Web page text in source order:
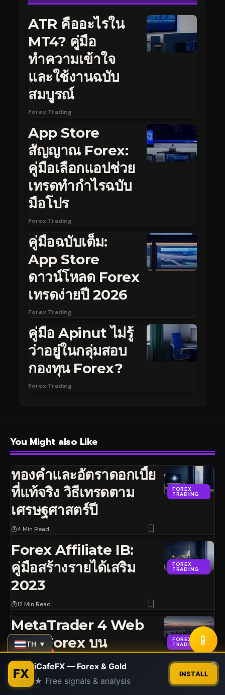
ATR คืออะไรใน
MT4? คู่มือ
ทำความเข้าใจ
และใช้งานฉบับ
สมบูรณ์
Forex Trading
App Store
สัญญาณ Forex:
คู่มือเลือกแอปช่วย
เทรดทำกำไรฉบับ
มือโปร
Forex Trading
คู่มือฉบับเต็ม:
App Store
ดาวน์โหลด Forex
เทรดง่ายปี 2026
Forex Trading
คู่มือ Apinut ไม่รู้
ว่าอยู่ในกลุ่มสอบ
กองทุน Forex?
Forex Trading
You Might also Like
FOREX
TRADING
ทองคำและอัตราดอกเบี้ย
ที่แท้จริง วิธีเทรดตาม
เศรษฐศาสตร์ปี
4 Min Read
FOREX
TRADING
Forex Affiliate IB:
คู่มือสร้างรายได้เสริม
2023
12 Min Read
FOREX
TRADING
MetaTrader 4 Web
เทรด Forex บน
เบราว์เซอร์ไร้ขีดจำกัด
2026
TH ▼ 📱
FX iCafeFX — Forex & Gold
★ Free signals & analysis
INSTALL
×
Contact us
Open